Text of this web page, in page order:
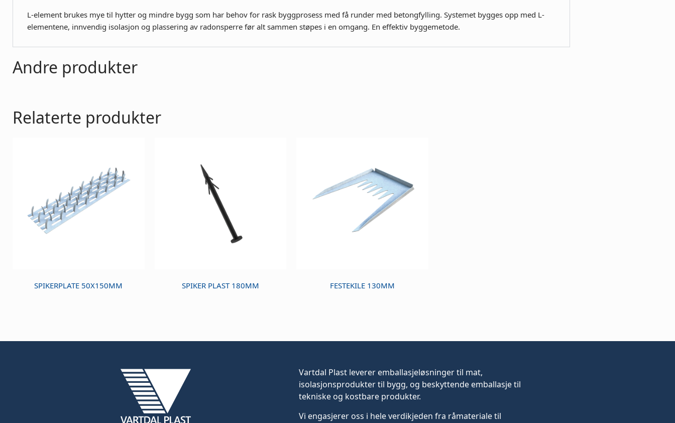
L-element brukes mye til hytter og mindre bygg som har behov for rask byggprosess med få runder med betongfylling. Systemet bygges opp med L-
elementene, innvendig isolasjon og plassering av radonsperre før alt sammen støpes i en omgang. En effektiv byggemetode.
Andre produkter
Relaterte produkter
SPIKERPLATE 50X150MM SPIKER PLAST 180MM FESTEKILE 130MM
Vartdal Plast leverer emballasjeløsningertil mat,
isolasjonsprodukter til bygg, og beskyttende emballasje til
tekniske og kostbare produkter.
Vi engasjerer oss i hele verdikjeden fra råmateriale til